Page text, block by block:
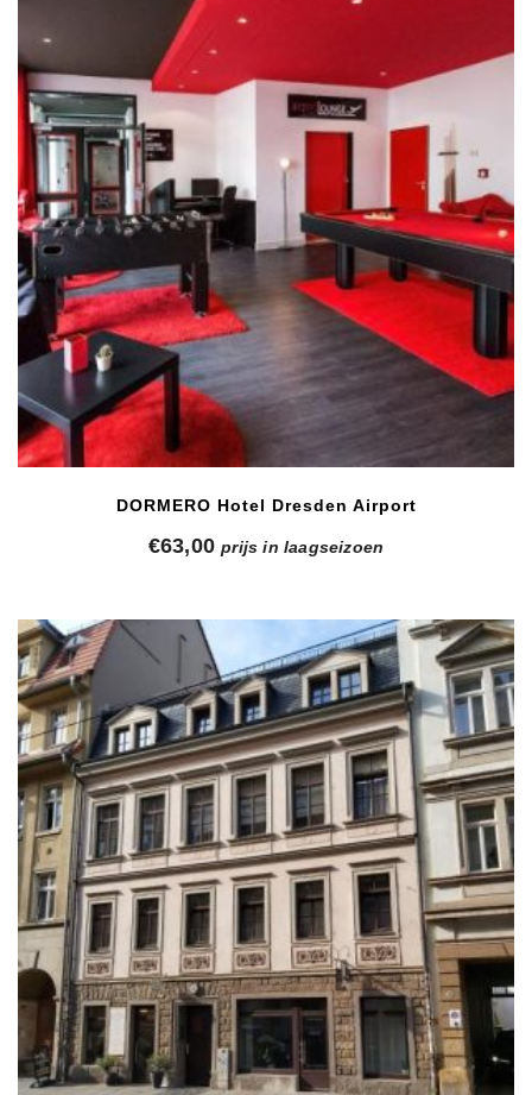
DORMERO Hotel Dresden Airport
€63,00 prijs in laagseizoen